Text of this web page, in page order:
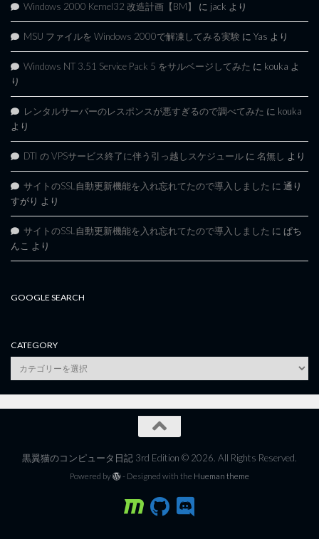
Windows 2000 Kernel32 改造計画【BM】 に jack より
MSU ファイルを Windows 2000で解凍してみる実験 に Yas より
Windows NT 3.51 Service Pack 5 をサルベージしてみた に kouka よ
り
レンタルサーバーのレスポンスが悪すぎるので調べてみた に kouka
より
DTI の VPSサービス終了に伴う引っ越しスケジュール に 名無し より
サイトのSSL自動更新機能を入れ忘れてたので導入しました に 通り
すがり より
サイトのSSL自動更新機能を入れ忘れてたので導入しました に ぱち
んこ より
GOOGLE SEARCH
CATEGORY
category
黒翼猫のコンピュータ日記 3rd Edition © 2026. All Rights Reserved.
Powered by - Designed with the Hueman theme